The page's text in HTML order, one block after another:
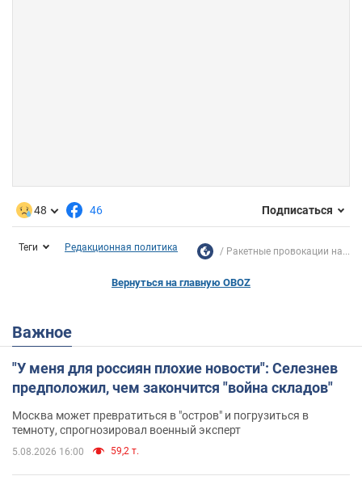
48 46 Подписаться
Теги Редакционная политика Ракетные провокации на...
Вернуться на главную OBOZ
Важное
"У меня для россиян плохие новости": Селезнев
предположил, чем закончится "война складов"
Москва может превратиться в "остров" и погрузиться в
темноту, спрогнозировал военный эксперт
5.08.2026 16:00 59,2 т.